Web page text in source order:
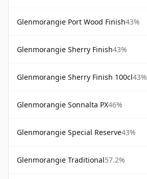
Glenmorangie Port Wood Finish43%
Glenmorangie Sherry Finish43%
Glenmorangie Sherry Finish 100cl43%
Glenmorangie Sonnalta PX46%
Glenmorangie Special Reserve43%
Glenmorangie Traditional57.2%